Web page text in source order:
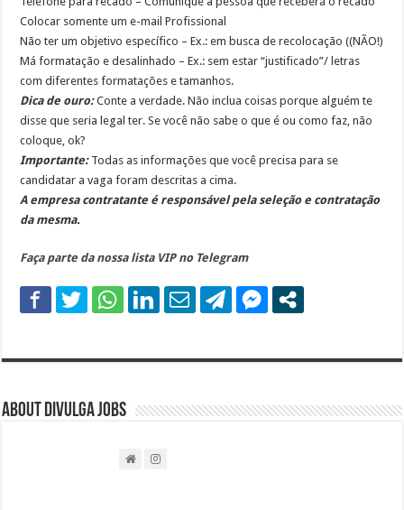
Colocar somente um e-mail Profissional
Não ter um objetivo específico – Ex.: em busca de recolocação ((NÃO!)
Má formatação e desalinhado – Ex.: sem estar “justificado”/ letras
com diferentes formatações e tamanhos.
Dica de ouro: Conte a verdade. Não inclua coisas porque alguém te
disse que seria legal ter. Se você não sabe o que é ou como faz, não
coloque, ok?
Importante:Todas as informações que você precisa para se
candidatar a vaga foram descritas a cima.
A empresa contratante é responsável pela seleção e contratação
da mesma.
Faça parte da nossa lista VIP no Telegram
About DIVULGA JOBS